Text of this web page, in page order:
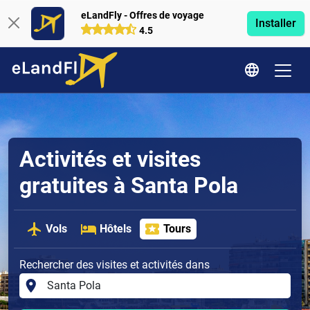
eLandFly - Offres de voyage
4.5
Installer
Activités et visites
gratuites à Santa Pola
Vols Hôtels Tours
Rechercher des visites et activités dans